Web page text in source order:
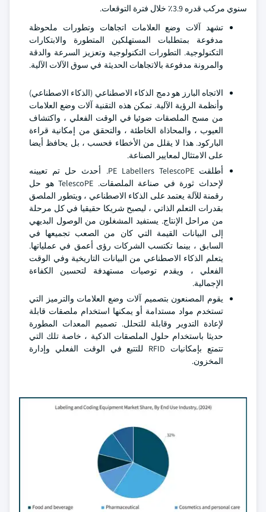
سنوي مركب قدره 3.9٪ خلال فترة التوقعات.
تشهد آلات وضع العلامات اتجاهات وتطورات ملحوظة
مدفوعة بمتطلبات المستهلكين المتطورة والابتكارات
التكنولوجية. التطورات التكنولوجية وتعزيز السرعة والدقة
والمرونة مدفوعة بالاتجاهات الحديثة في سوق الآلات الآلية.
الاتجاه البارز هو دمج الذكاء الاصطناعي (الذكاء الاصطناعي)
وأنظمة الرؤية الآلية. تمكن هذه التقنية آلات وضع العلامات
من مسح الملصقات ضوئيا في الوقت الفعلي ، واكتشاف
العيوب ، والمحاذاة الخاطئة ، والتحقق من إمكانية قراءة
الباركود. هذا لا يقلل من الأخطاء فحسب ، بل يحافظ أيضا
على الامتثال لمعايير الصناعة.
أطلقت PE Labellers TelescoPE. أحدث حل تم تعيينه
لإحداث ثورة في صناعة الملصقات. TelescoPE هو حل
رقمنة للآلة يعتمد على الذكاء الاصطناعي ، ويتطور الملصق
بقدرات التعلم الذاتي ، ليصبح شريكا حقيقيا في كل مرحلة
من مراحل الإنتاج. يستفيد المشغلون من الوصول البديهي
إلى البيانات القيمة التي كان من الصعب تجميعها في
السابق ، بينما تكتسب الشركات رؤى أعمق في عملياتها.
يتعلم الذكاء الاصطناعي من البيانات التاريخية وفي الوقت
الفعلي ، ويقدم توصيات مستهدفة لتحسين الكفاءة
الإجمالية.
يقوم المصنعون بتصميم آلات وضع العلامات والترميز التي
تستخدم مواد مستدامة أو يمكنها استخدام ملصقات قابلة
لإعادة التدوير وقابلة للتحلل. تصميم المعدات المطورة
حديثا باستخدام حلول الملصقات الذكية ، خاصة تلك التي
تتمتع بإمكانيات RFID للتتبع في الوقت الفعلي وإدارة
المخزون.